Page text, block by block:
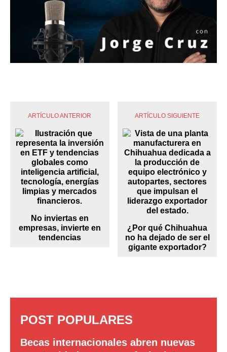
ARTÍCULO ANTERIOR
No inviertas en
empresas, invierte en
tendencias
ARTÍCULO SIGUIENTE
¿Por qué Chihuahua
no ha dejado de ser el
gigante exportador?
POST POPULARES
Becas internacionales abren nuevas